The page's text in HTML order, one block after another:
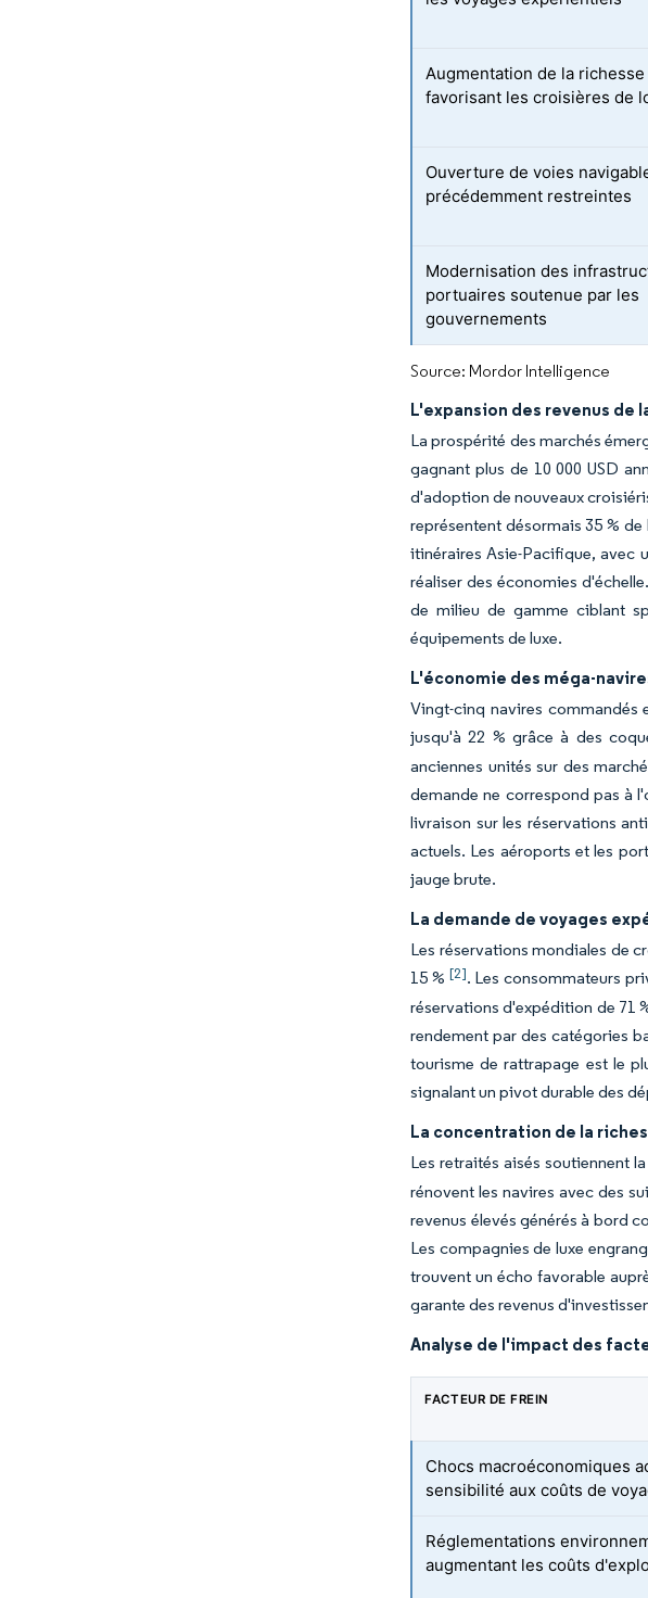
Augmentation de la
favorisant les croisières de
Ouverture de voies
précédemment restreintes
Modernisation des
portuaires soutenue par les
gouvernements
Source: Mordor Intelligence
L'expansion des revenus de
La prospérité des marchés
gagnant plus de 10 000 USD
d'adoption de nouveaux
représentent désormais 35 %
itinéraires Asie-Pacifique, avec
réaliser des économies
de milieu de gamme ciblant
équipements de luxe.
L'économie des méga-
Vingt-cinq navires commandés
jusqu'à 22 % grâce à des
anciennes unités sur des
demande ne correspond pas à
livraison sur les réservations
actuels. Les aéroports et les
jauge brute.
La demande de voyages
Les réservations mondiales de
15 % [2]. Les consommateurs
réservations d'expédition de 71
rendement par des catégories
tourisme de rattrapage est le
signalant un pivot durable des
La concentration de la
Les retraités aisés soutiennent
rénovent les navires avec des
revenus élevés générés à bord
Les compagnies de luxe
trouvent un écho favorable
garante des revenus
Analyse de l'impact des
FACTEUR DE FREIN
Chocs macroéconomiques
sensibilité aux coûts de
Réglementations
augmentant les coûts